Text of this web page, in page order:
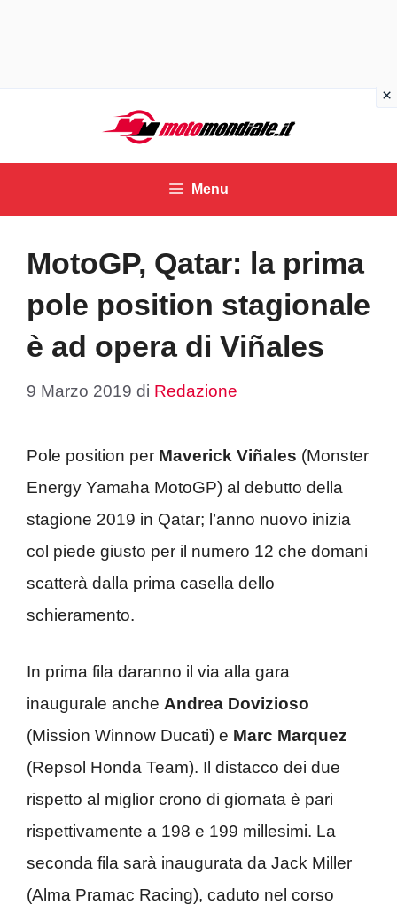
contenuto
Menu
MotoGP, Qatar: la prima
pole position stagionale
è ad opera di Viñales
9 Marzo 2019 di Redazione
Pole position per Maverick Viñales (Monster
Energy Yamaha MotoGP) al debutto della
stagione 2019 in Qatar; l’anno nuovo inizia
col piede giusto per il numero 12 che domani
scatterà dalla prima casella dello
schieramento.
In prima fila daranno il via alla gara
inaugurale anche Andrea Dovizioso
(Mission Winnow Ducati) e Marc Marquez
(Repsol Honda Team). Il distacco dei due
rispetto al miglior crono di giornata è pari
rispettivamente a 198 e 199 millesimi. La
seconda fila sarà inaugurata da Jack Miller
(Alma Pramac Racing), caduto nel corso